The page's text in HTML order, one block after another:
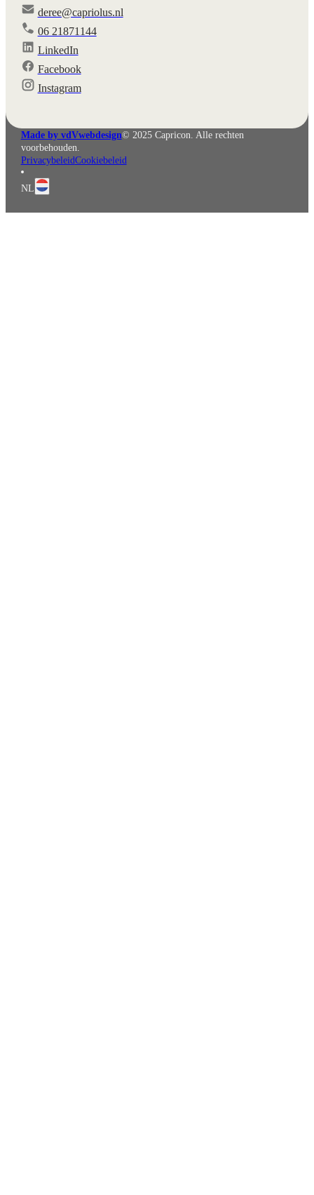
deree@capriolus.nl
06 21871144
LinkedIn
Facebook
Instagram
Made by vdVwebdesign© 2025 Capricon. Alle rechten
voorbehouden.
PrivacybeleidCookiebeleid
NL